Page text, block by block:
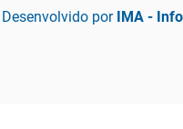
Desenvolvido por IMA -